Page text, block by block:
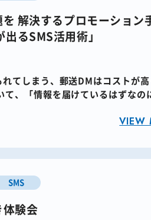
解決するプロモーション
るSMS活用術」
てしまう、郵送DMはコストが
、「情報を届けているはずなの
VIEW
SMS
体験会